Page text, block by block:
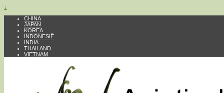
↓
CHINA
JAPAN
KOREA
INDONESIË
INDIA
THAILAND
VIETNAM